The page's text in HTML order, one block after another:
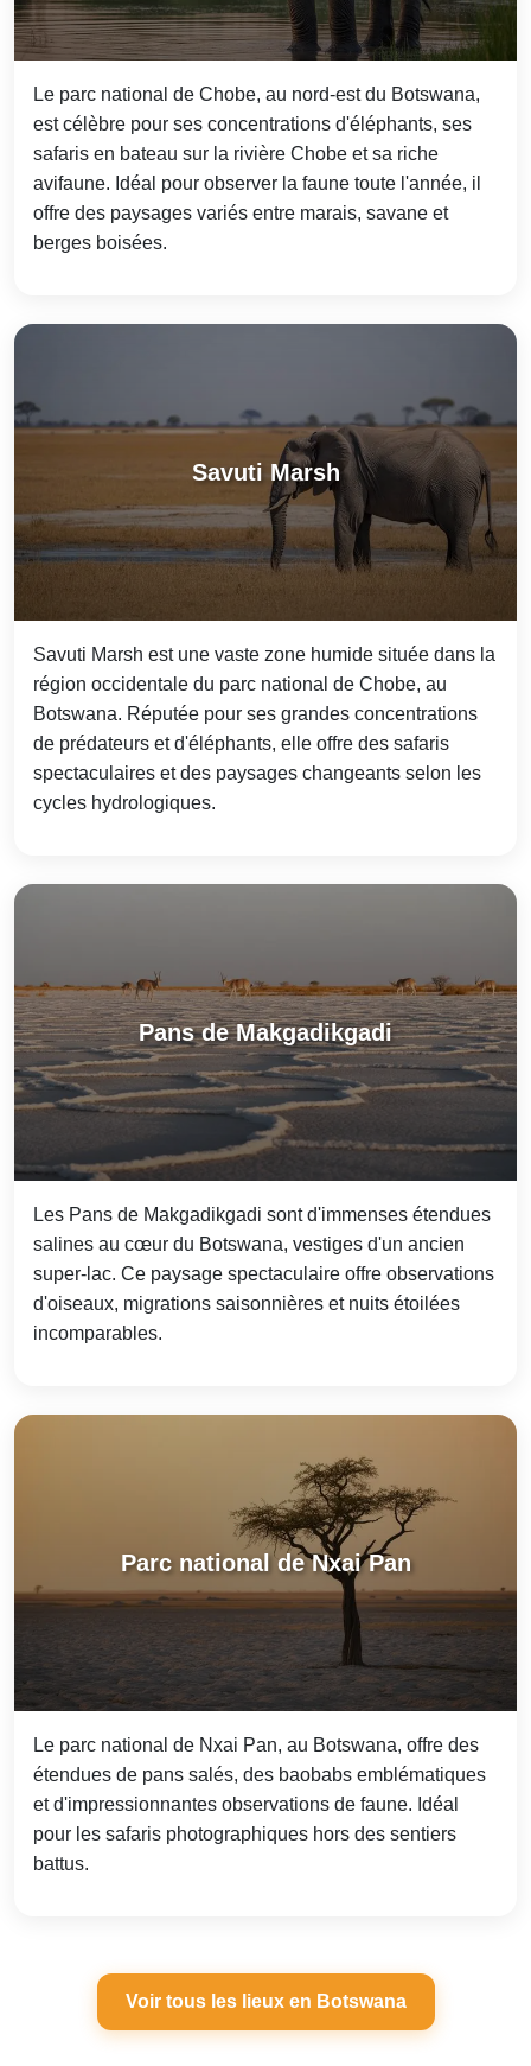
Le parc national de Chobe, au nord-est du Botswana,
est célèbre pour ses concentrations d'éléphants, ses
safaris en bateau sur la rivière Chobe et sa riche
avifaune. Idéal pour observer la faune toute l'année, il
offre des paysages variés entre marais, savane et
berges boisées.
Savuti Marsh
Savuti Marsh est une vaste zone humide située dans la
région occidentale du parc national de Chobe, au
Botswana. Réputée pour ses grandes concentrations
de prédateurs et d'éléphants, elle offre des safaris
spectaculaires et des paysages changeants selon les
cycles hydrologiques.
Pans de Makgadikgadi
Les Pans de Makgadikgadi sont d'immenses étendues
salines au cœur du Botswana, vestiges d'un ancien
super-lac. Ce paysage spectaculaire offre observations
d'oiseaux, migrations saisonnières et nuits étoilées
incomparables.
Parc national de Nxai Pan
Le parc national de Nxai Pan, au Botswana, offre des
étendues de pans salés, des baobabs emblématiques
et d'impressionnantes observations de faune. Idéal
pour les safaris photographiques hors des sentiers
battus.
Voir tous les lieux en Botswana